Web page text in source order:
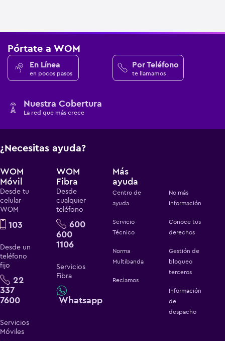
Pórtate a WOM
En Línea
en pocos pasos
Por Teléfono
te llamamos
Nuestra Cobertura
La red que más crece
¿Necesitas ayuda?
WOM
Móvil
Desde tu
celular
WOM
103
Desde un
teléfono
fijo
22
337
7600
Servicios
Móviles
WOM
Fibra
Desde
cualquier
teléfono
600
600
1106
Servicios
Fibra
Whatsapp
Más
ayuda
Centro de
ayuda
Servicio
Técnico
Norma
Multibanda
Reclamos
No más
información
Conoce tus
derechos
Gestión de
bloqueo
terceros
Información
de
despacho